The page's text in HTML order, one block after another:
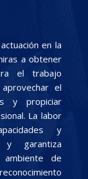
en la
a obtener
el trabajo
el
y propiciar
La labor
y
y garantiza
de